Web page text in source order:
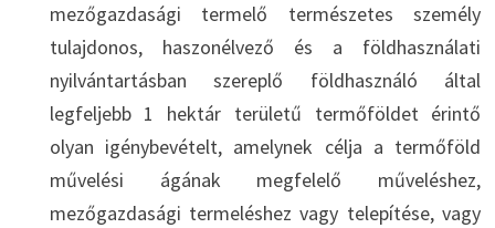
mezőgazdasági termelő természetes személy
tulajdonos, haszonélvező és a földhasználati
nyilvántartásban szereplő földhasználó által
legfeljebb 1 hektár területű termőföldet érintő
olyan igénybevételt, amelynek célja a termőföld
művelési ágának megfelelő műveléshez,
mezőgazdasági termeléshez vagy telepítése, vagy